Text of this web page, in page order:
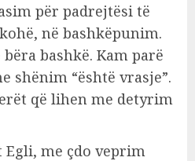
për padrejtësi të
në bashkëpunim.
bashkë. Kam parë
shënim “është vrasje”.
që lihen me detyrim
me çdo veprim